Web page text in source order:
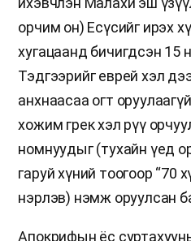
орчим он) Есүсийг ирэх
хугацаанд бичигдсэн 15
Тэдгээрийг еврей хэл
анхнаасаа огт
хожим грек хэл рүү
номнуудыг (тухайн үед
гаруй хүний тоогоор “70
нэрлэв) нэмж оруулсан
Апокрифын ёс